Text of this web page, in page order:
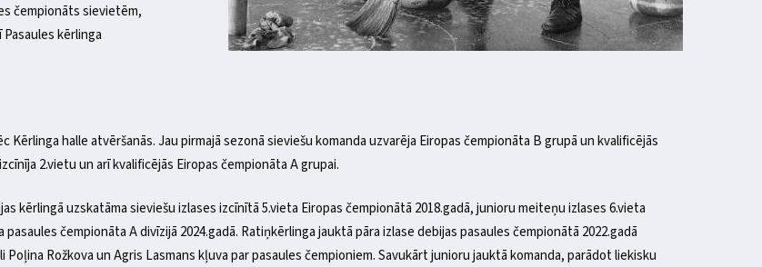
čempionāts sievietēm,
kērlinga
Kērlinga halle atvēršanās. Jau pirmajā sezonā sieviešu komanda uzvarēja Eiropas čempionāta B grupā un kvalificējās
2.vietu un arī kvalificējās Eiropas čempionāta A grupai.
kērlingā uzskatāma sieviešu izlases izcīnītā 5.vieta Eiropas čempionātā 2018.gadā, junioru meiteņu izlases 6.vieta
čempionāta A divīzijā 2024.gadā. Ratiņkērlinga jauktā pāra izlase debijas pasaules čempionātā 2022.gadā
Rožkova un Agris Lasmans kļuva par pasaules čempioniem. Savukārt junioru jauktā komanda, parādot liekisku